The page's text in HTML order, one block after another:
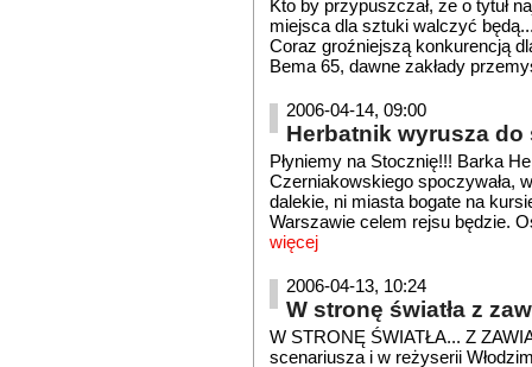
Kto by przypuszczał, że o tytuł
miejsca dla sztuki walczyć
Coraz groźniejszą konkurencją
Bema 65, dawne zakłady
2006-04-14, 09:00
Herbatnik wyrusza do
Płyniemy na Stocznię!!! Barka
Czerniakowskiego spoczywała,
dalekie, ni miasta bogate na
Warszawie celem rejsu będzie.
więcej
2006-04-13, 10:24
W stronę światła z
W STRONĘ ŚWIATŁA... Z
scenariusza i w reżyserii